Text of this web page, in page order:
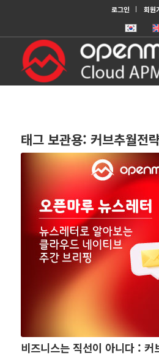
로그인 회원
태그 보관용: 커브추월전
비즈니스는 직선이 아니다 : 커